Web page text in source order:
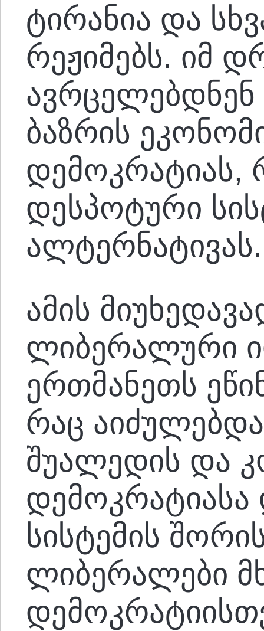
ტირანია და
რეჟიმებს. იმ
ბაზრის
დესპოტური
ალტერნატივას.
ამის
ლიბერალური
ერთმანეთს
რაც
შუალედის და
დემოკრატიასა
სისტემის
ლიბერალები